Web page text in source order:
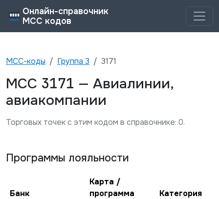
Онлайн-справочник
MCC кодов
MCC-коды Группа 3 3171
MCC 3171 — Авиалинии,
авиакомпании
Торговых точек с этим кодом в справочнике: 0.
Программы лояльности
Банк
Карта /
программа
Категория